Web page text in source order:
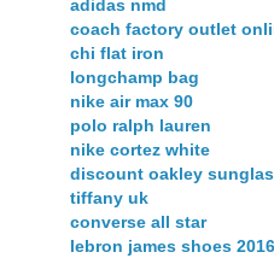
adidas nmd
coach factory outlet
chi flat iron
longchamp bag
nike air max 90
polo ralph lauren
nike cortez white
discount oakley
tiffany uk
converse all star
lebron james shoes 2016